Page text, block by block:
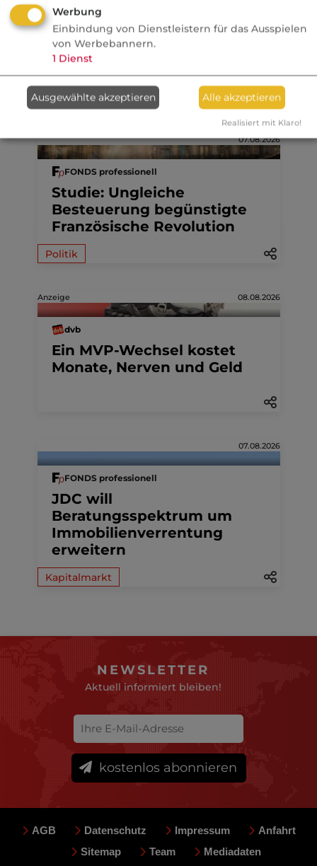
Kategorie: Unfallversicherung, privat
AktuelleNachrichten
07.08.2026
FONDS professionell
Studie: Ungleiche
Besteuerung begünstigte
Französische Revolution
Politik
Anzeige 08.08.2026
dvb
Ein MVP-Wechsel kostet
Monate, Nerven und Geld
07.08.2026
FONDS professionell
JDC will
Beratungsspektrum um
Immobilienverrentung
erweitern
Kapitalmarkt
NEWSLETTER
Aktuell informiert bleiben!
kostenlos abonnieren
AGB Datenschutz Impressum
Anfahrt
Sitemap
Team Mediadaten
Werbung
Einbindung von Dienstleistern für das Ausspielen
von Werbebannern.
1 Dienst
Ausgewählte akzeptieren Alle akzeptieren
Realisiert mit Klaro!